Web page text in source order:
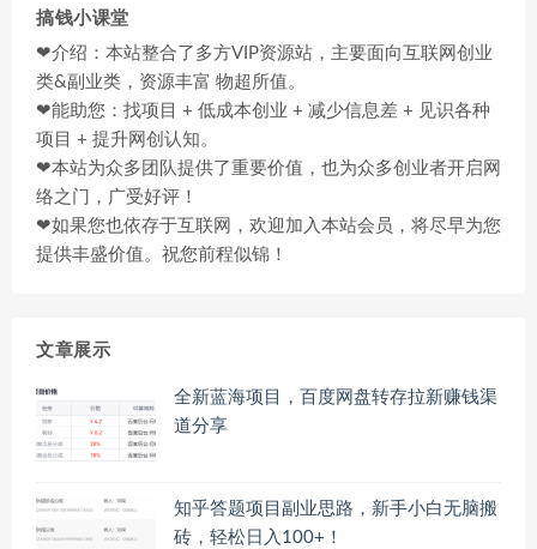
搞钱小课堂
❤介绍：本站整合了多方VIP资源站，主要面向互联网创业
类&副业类，资源丰富 物超所值。
❤能助您：找项目 + 低成本创业 + 减少信息差 + 见识各种
项目 + 提升网创认知。
❤本站为众多团队提供了重要价值，也为众多创业者开启网
络之门，广受好评！
❤如果您也依存于互联网，欢迎加入本站会员，将尽早为您
提供丰盛价值。祝您前程似锦！
文章展示
全新蓝海项目，百度网盘转存拉新赚钱渠
道分享
知乎答题项目副业思路，新手小白无脑搬
砖，轻松日入100+！